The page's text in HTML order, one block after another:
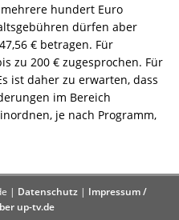
hundert Euro
dürfen aber
€ betragen. Für
zu 200 € zugesprochen. Für
ist daher zu erwarten, dass
im Bereich
je nach Programm,
| Datenschutz | Impressum /
up-tv.de